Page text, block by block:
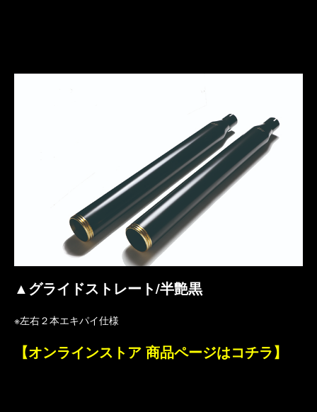
▲グライドストレート/半艶黒
※左右２本エキパイ仕様
【オンラインストア 商品ページはコチラ】